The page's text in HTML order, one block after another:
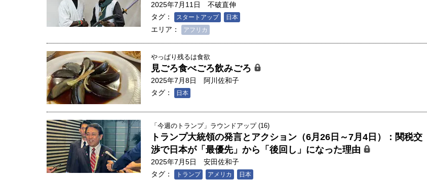
2025年7月11日
不破直伸
タグ：
スタートアップ 日本
エリア： アフリカ
やっぱり残るは食欲
見ごろ食べごろ飲みごろ
2025年7月8日
阿川佐和子
タグ：
日本
「今週のトランプ」ラウンドアップ (16)
トランプ大統領の発言とアクション（6月26日～7月4日）：関税交
渉で日本が「最優先」から「後回し」になった理由
2025年7月5日
安田佐和子
タグ：
トランプ アメリカ 日本